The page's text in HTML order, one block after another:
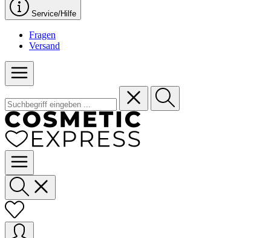
Service/Hilfe
Fragen
Versand